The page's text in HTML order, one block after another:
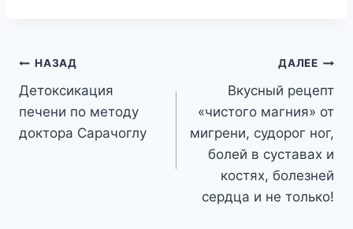
Навигация
по
записям
НАЗАД
Детоксикация
печени по методу
доктора Сарачоглу
ДАЛЕЕ
Вкусный рецепт
«чистого магния» от
мигрени, судорог ног,
болей в суставах и
костях, болезней
сердца и не только!